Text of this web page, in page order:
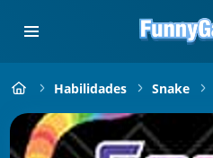
Habilidades Snake